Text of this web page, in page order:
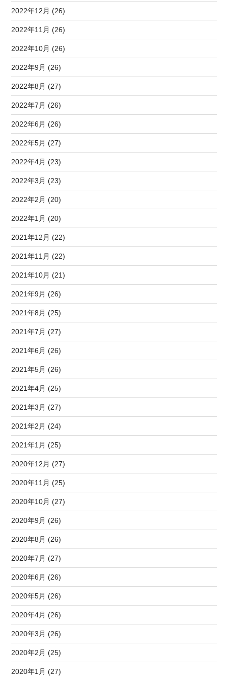
2022年12月 (26)
2022年11月 (26)
2022年10月 (26)
2022年9月 (26)
2022年8月 (27)
2022年7月 (26)
2022年6月 (26)
2022年5月 (27)
2022年4月 (23)
2022年3月 (23)
2022年2月 (20)
2022年1月 (20)
2021年12月 (22)
2021年11月 (22)
2021年10月 (21)
2021年9月 (26)
2021年8月 (25)
2021年7月 (27)
2021年6月 (26)
2021年5月 (26)
2021年4月 (25)
2021年3月 (27)
2021年2月 (24)
2021年1月 (25)
2020年12月 (27)
2020年11月 (25)
2020年10月 (27)
2020年9月 (26)
2020年8月 (26)
2020年7月 (27)
2020年6月 (26)
2020年5月 (26)
2020年4月 (26)
2020年3月 (26)
2020年2月 (25)
2020年1月 (27)